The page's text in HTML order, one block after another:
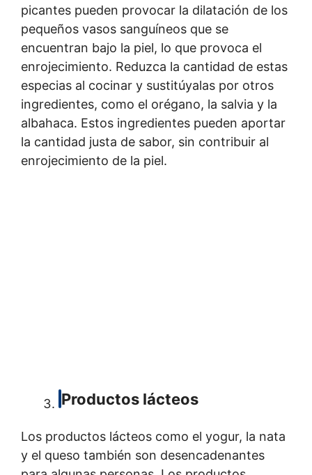
picantes pueden provocar la dilatación de los
pequeños vasos sanguíneos que se
encuentran bajo la piel, lo que provoca el
enrojecimiento. Reduzca la cantidad de estas
especias al cocinar y sustitúyalas por otros
ingredientes, como el orégano, la salvia y la
albahaca. Estos ingredientes pueden aportar
la cantidad justa de sabor, sin contribuir al
enrojecimiento de la piel.
Productos lácteos
Los productos lácteos como el yogur, la nata
y el queso también son desencadenantes